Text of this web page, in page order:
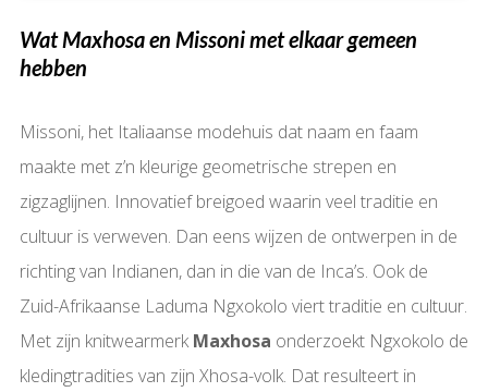
Wat Maxhosa en Missoni met elkaar gemeen
hebben
Missoni, het Italiaanse modehuis dat naam en faam
maakte met z’n kleurige geometrische strepen en
zigzaglijnen. Innovatief breigoed waarin veel traditie en
cultuur is verweven. Dan eens wijzen de ontwerpen in de
richting van Indianen, dan in die van de Inca’s. Ook de
Zuid-Afrikaanse Laduma Ngxokolo viert traditie en cultuur.
Met zijn knitwearmerkMaxhosa onderzoekt Ngxokolo de
kledingtradities van zijn Xhosa-volk. Dat resulteert in